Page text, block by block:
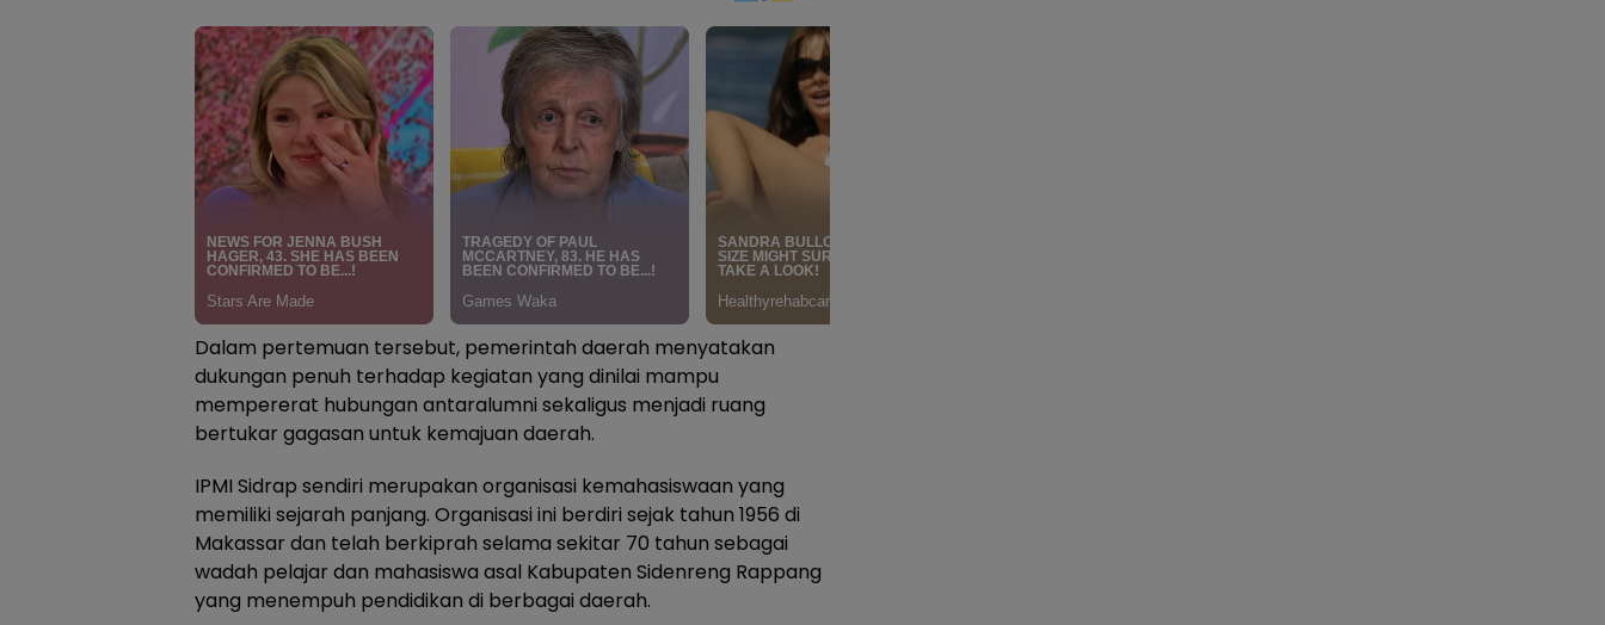
Dalam pertemuan tersebut, pemerintah daerah menyatakan
dukungan penuh terhadap kegiatan yang dinilai mampu
mempererat hubungan antaralumni sekaligus menjadi ruang
bertukar gagasan untuk kemajuan daerah.
IPMI Sidrap sendiri merupakan organisasi kemahasiswaan yang
memiliki sejarah panjang. Organisasi ini berdiri sejak tahun 1956 di
Makassar dan telah berkiprah selama sekitar 70 tahun sebagai
wadah pelajar dan mahasiswa asal Kabupaten Sidenreng Rappang
yang menempuh pendidikan di berbagai daerah.